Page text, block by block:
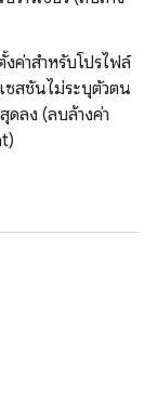
งค่าสำหรับโปรไฟล์
ซสชันไม่ระบุตัวตน
ลง (ลบล้างค่า